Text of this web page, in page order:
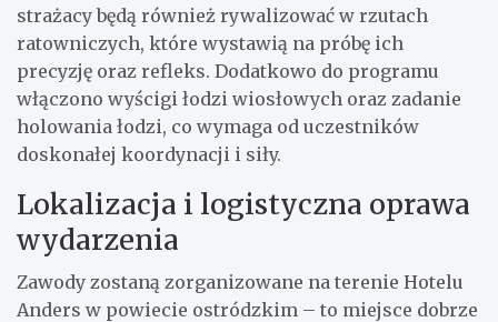
strażacy będą również rywalizować w rzutach
ratowniczych, które wystawią na próbę ich
precyzję oraz refleks. Dodatkowo do programu
włączono wyścigi łodzi wiosłowych oraz zadanie
holowania łodzi, co wymaga od uczestników
doskonałej koordynacji i siły.
Lokalizacja i logistyczna oprawa
wydarzenia
Zawody zostaną zorganizowane na terenie Hotelu
Anders w powiecie ostródzkim – to miejsce dobrze